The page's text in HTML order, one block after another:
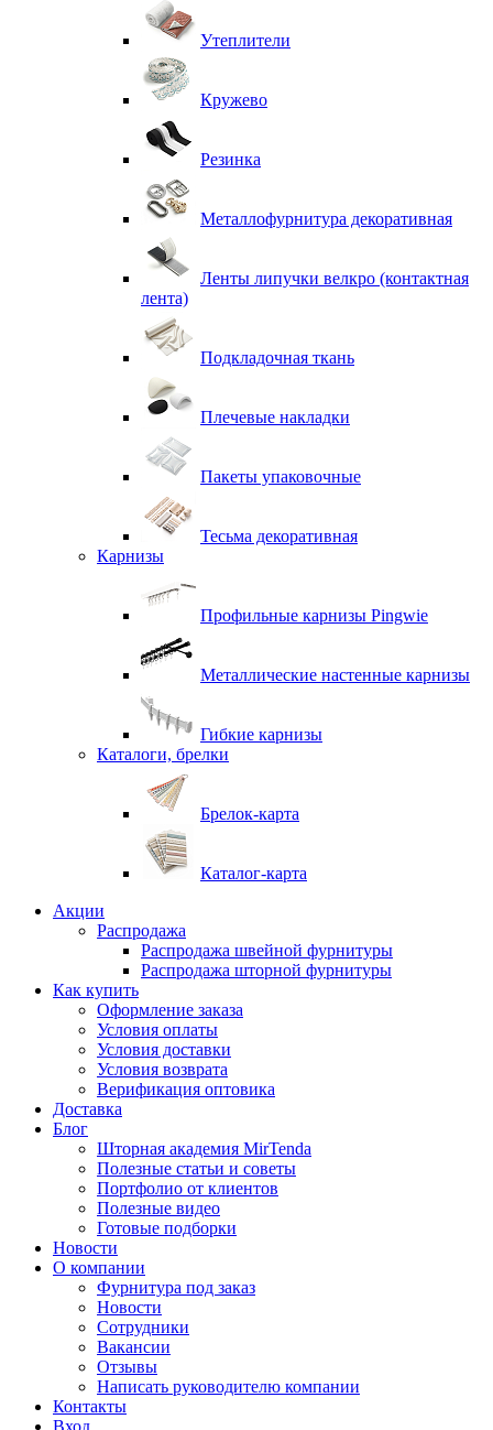
Утеплители
Кружево
Резинка
Металлофурнитура декоративная
Ленты липучки велкро (контактная
лента)
Подкладочная ткань
Плечевые накладки
Пакеты упаковочные
Тесьма декоративная
Карнизы
Профильные карнизы Pingwie
Металлические настенные карнизы
Гибкие карнизы
Каталоги, брелки
Брелок-карта
Каталог-карта
Акции
Распродажа
Распродажа швейной фурнитуры
Распродажа шторной фурнитуры
Как купить
Оформление заказа
Условия оплаты
Условия доставки
Условия возврата
Верификация оптовика
Доставка
Блог
Шторная академия MirTenda
Полезные статьи и советы
Портфолио от клиентов
Полезные видео
Готовые подборки
Новости
О компании
Фурнитура под заказ
Новости
Сотрудники
Вакансии
Отзывы
Написать руководителю компании
Контакты
Вход